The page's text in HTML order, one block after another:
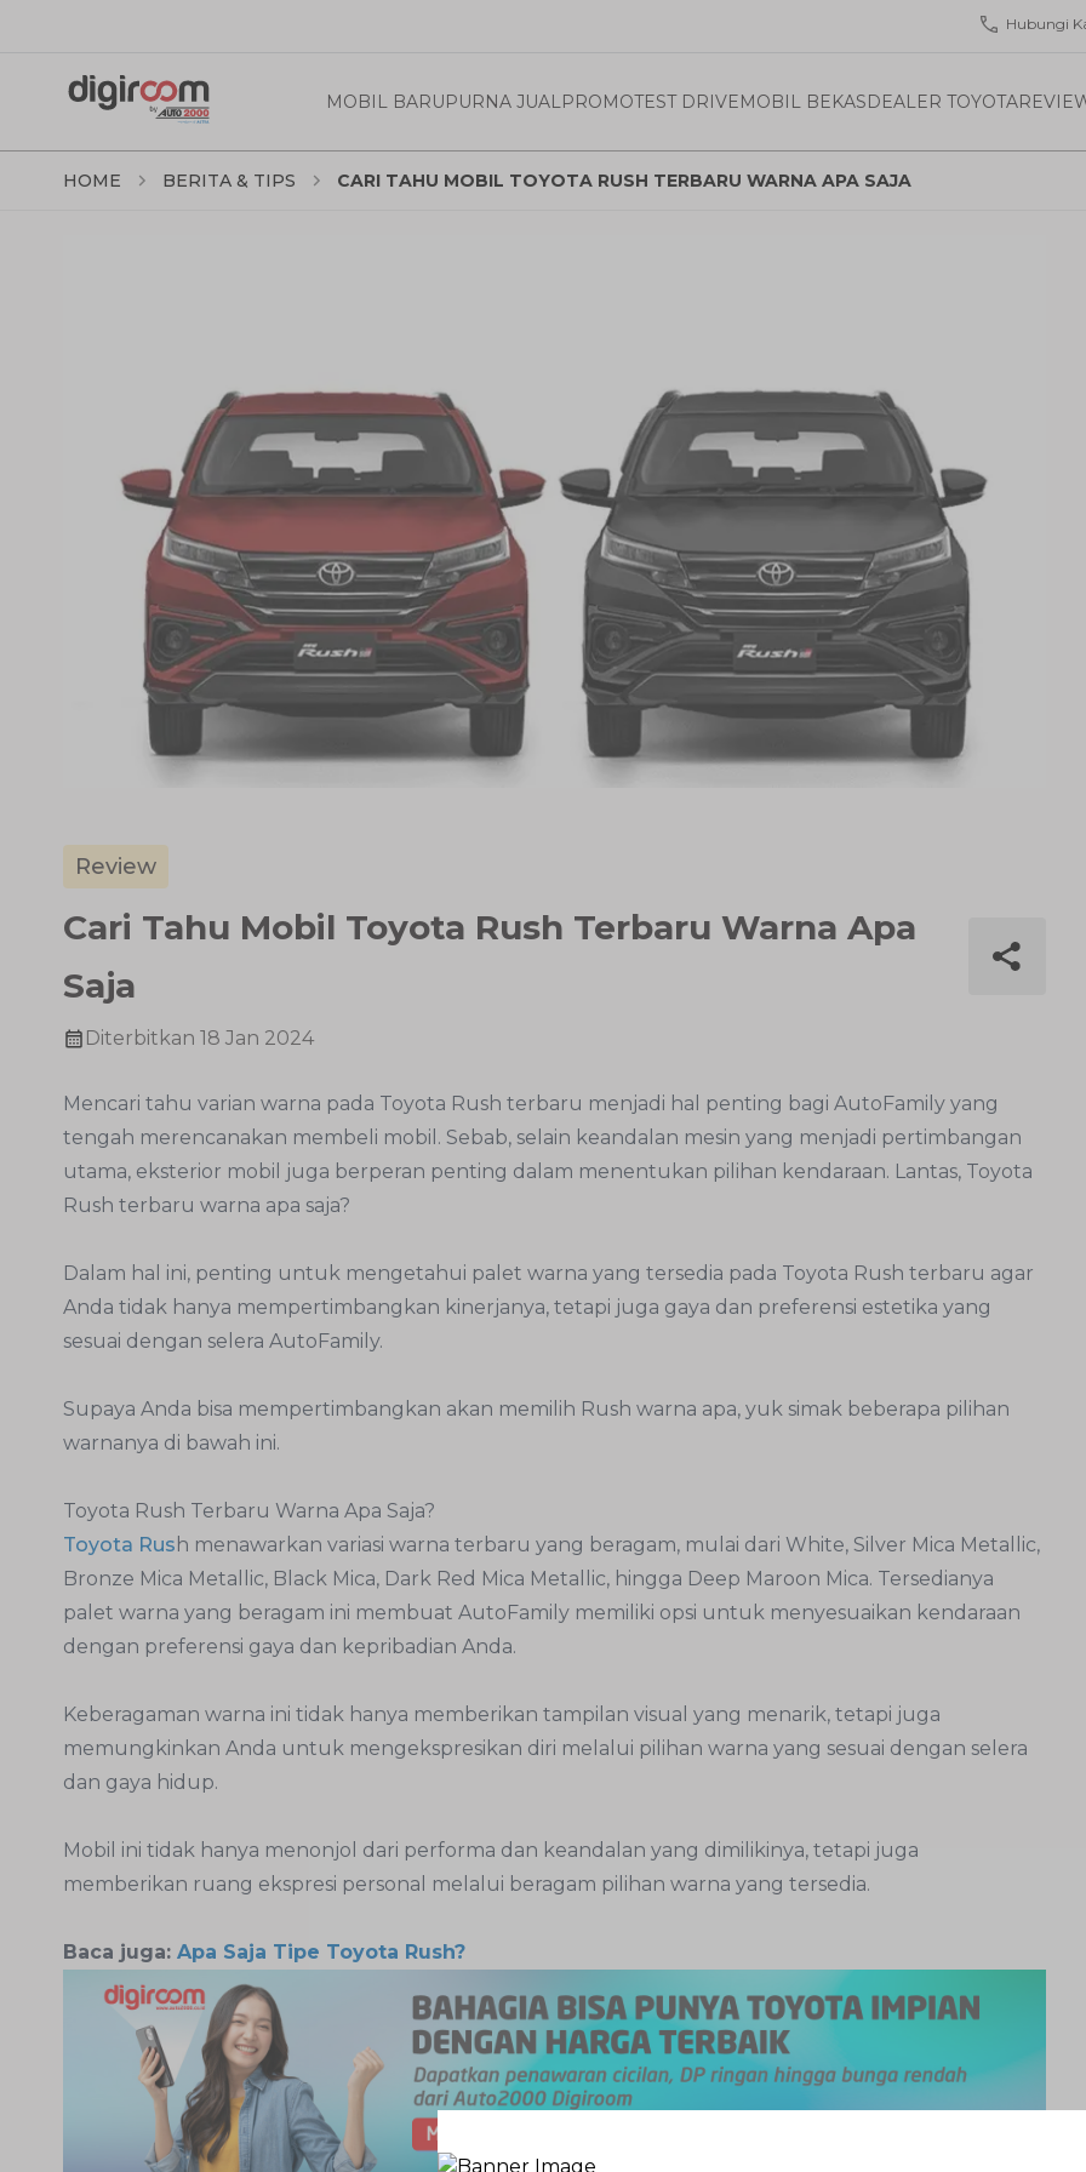
Hubungi
MOBIL BARUPURNA JUAL PROMOTEST DRIVEMOBIL BEKASDEALER TOYOTA
HOME BERITA & TIPS CARI TAHU MOBIL TOYOTA RUSH TERBARU WARNA APA SAJA
Review
Cari Tahu Mobil Toyota Rush Terbaru Warna Apa
Saja
Diterbitkan 18 Jan 2024
Mencari tahu varian warna pada Toyota Rush terbaru menjadi hal penting bagi AutoFamily yang
tengah merencanakan membeli mobil. Sebab, selain keandalan mesin yang menjadi pertimbangan
utama, eksterior mobil juga berperan penting dalam menentukan pilihan kendaraan. Lantas, Toyota
Rush terbaru warna apa saja?
Dalam hal ini, penting untuk mengetahui palet warna yang tersedia pada Toyota Rush terbaru agar
Anda tidak hanya mempertimbangkan kinerjanya, tetapi juga gaya dan preferensi estetika yang
sesuai dengan selera AutoFamily.
Supaya Anda bisa mempertimbangkan akan memilih Rush warna apa, yuk simak beberapa pilihan
warnanya di bawah ini.
Toyota Rush Terbaru Warna Apa Saja?
Toyota Rus h menawarkan variasi warna terbaru yang beragam, mulai dari White, Silver Mica Metallic,
Bronze Mica Metallic, Black Mica, Dark Red Mica Metallic, hingga Deep Maroon Mica. Tersedianya
palet warna yang beragam ini membuat AutoFamily memiliki opsi untuk menyesuaikan kendaraan
dengan preferensi gaya dan kepribadian Anda.
Keberagaman warna ini tidak hanya memberikan tampilan visual yang menarik, tetapi juga
memungkinkan Anda untuk mengekspresikan diri melalui pilihan warna yang sesuai dengan selera
dan gaya hidup.
Mobil ini tidak hanya menonjol dari performa dan keandalan yang dimilikinya, tetapi juga
memberikan ruang ekspresi personal melalui beragam pilihan warna yang tersedia.
Baca juga: Apa Saja Tipe Toyota Rush?